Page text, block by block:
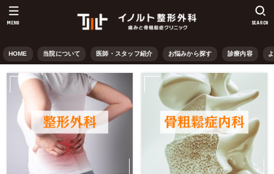
HOME 当院について 医師・スタッフ紹介 お悩みから探す 診療内容
SEARCH
MENU